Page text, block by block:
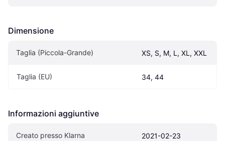
Dimensione
Taglia (Piccola-Grande) XS, S, M, L, XL, XXL
Taglia (EU) 34, 44
Informazioni aggiuntive
Creato presso Klarna 2021-02-23